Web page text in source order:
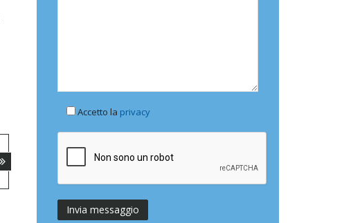
Accetto la privacy